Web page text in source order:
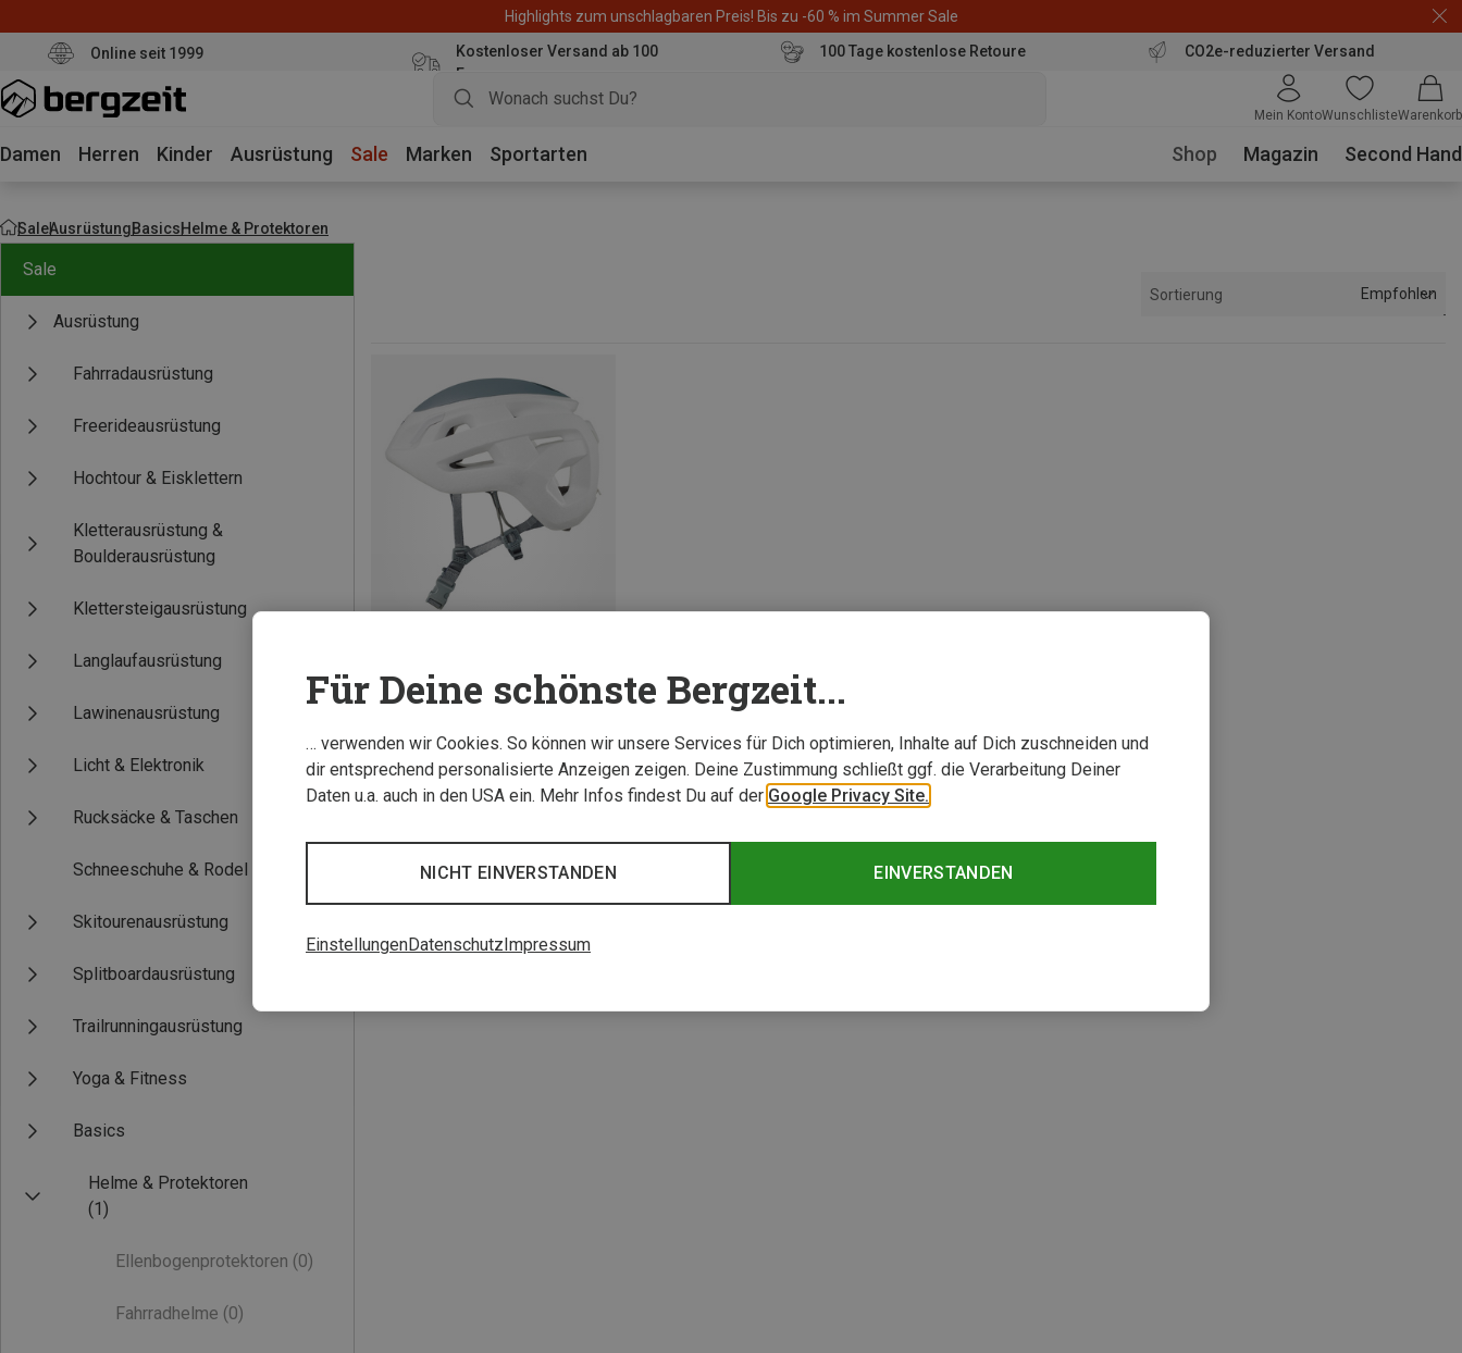
Highlights zum unschlagbaren Preis! Bis zu -60 % im Summer Sale
Online seit 1999
Kostenloser Versand ab 100
Euro
100 Tage kostenlose Retoure CO2e-reduzierter Versand
Mein KontoWunschlisteWarenkorb
Damen Herren Kinder Ausrüstung Sale Marken Sportarten Shop Magazin Second Hand
SaleAusrüstungBasicsHelme & Protektoren
Sale
Ausrüstung
Fahrradausrüstung
Freerideausrüstung
Hochtour & Eisklettern
Kletterausrüstung &
Boulderausrüstung
Klettersteigausrüstung
Langlaufausrüstung
Lawinenausrüstung
Licht & Elektronik
Rucksäcke & Taschen
Schneeschuhe & Rodel
Skitourenausrüstung
Splitboardausrüstung
Trailrunningausrüstung
Yoga & Fitness
Basics
Helme & Protektoren
(1)
Ellenbogenprotektoren (0)
Fahrradhelme (0)
Sortierung Empfohlen
Du sparst 26%
1 von 1 Artikel angesehen
Für Deine schönste Bergzeit...
… verwenden wir Cookies. So können wir unsere Services für Dich optimieren, Inhalte auf Dich zuschneiden und
dir entsprechend personalisierte Anzeigen zeigen. Deine Zustimmung schließt ggf. die Verarbeitung Deiner
Daten u.a. auch in den USA ein. Mehr Infos findest Du auf der Google Privacy Site.
EINVERSTANDEN
NICHT EINVERSTANDEN
EinstellungenDatenschutz Impressum